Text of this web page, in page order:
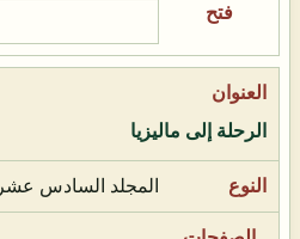
الرحلة إلى ماليزيا
المجلد السادس عشر